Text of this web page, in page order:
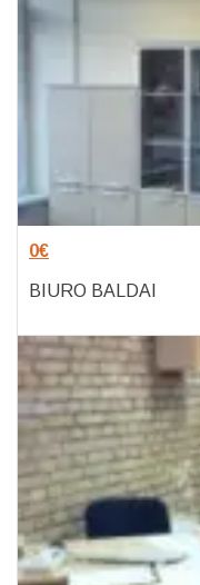
0€
BIURO BALDAI